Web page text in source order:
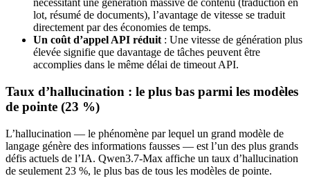
nécessitant une génération massive de contenu (traduction en
lot, résumé de documents), l’avantage de vitesse se traduit
directement par des économies de temps.
Un coût d’appel API réduit: Une vitesse de génération plus
élevée signifie que davantage de tâches peuvent être
accomplies dans le même délai de timeout API.
Taux d’hallucination : le plus bas parmi les modèles
de pointe (23 %)
L’hallucination — le phénomène par lequel un grand modèle de
langage génère des informations fausses — est l’un des plus grands
défis actuels de l’IA. Qwen3.7-Max affiche un taux d’hallucination
de seulement 23 %, le plus bas de tous les modèles de pointe.